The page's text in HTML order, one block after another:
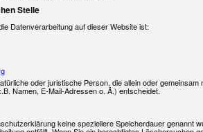
Stelle
Datenverarbeitung auf dieser Website ist:
oder juristische Person, die allein oder
Namen, E-Mail-Adressen o. Ä.) entscheidet.
keine speziellere Speicherdauer genannt